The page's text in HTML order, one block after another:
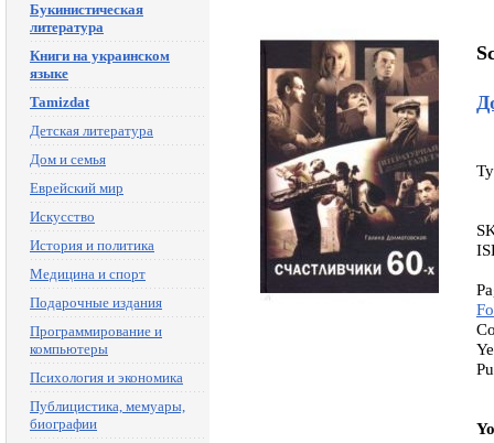
Букинистическая
литература
Книги на украинском
языке
Tamizdat
Детская литература
Дом и семья
Еврейский мир
Искусство
История и политика
Медицина и спорт
Подарочные издания
Программирование и
компьютеры
Психология и экономика
Публицистика, мемуары,
биографии